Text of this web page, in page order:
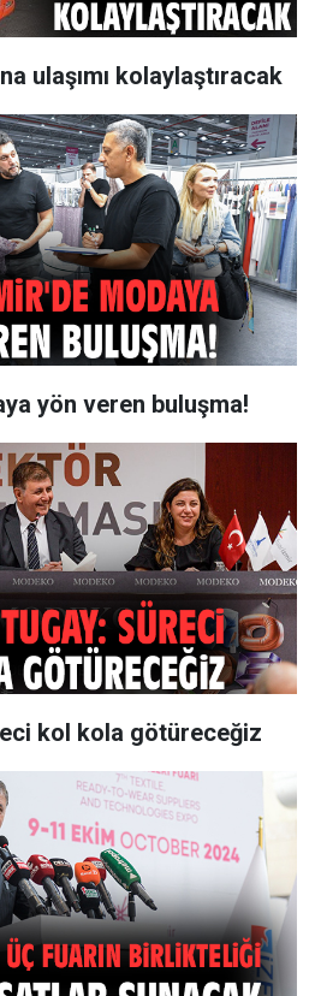
ulaşımı kolaylaştıracak
yön veren buluşma!
kol kola götüreceğiz